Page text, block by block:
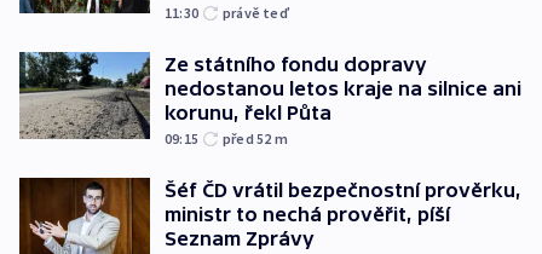
11:30 právě teď
Ze státního fondu dopravy
nedostanou letos kraje na silnice ani
korunu, řekl Půta
09:15 před 52 m
Šéf ČD vrátil bezpečnostní prověrku,
ministr to nechá prověřit, píší
Seznam Zprávy